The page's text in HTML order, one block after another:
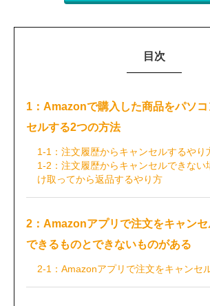
目次
1：Amazonで購入した商品をパソ
セルする2つの方法
1-1：注文履歴からキャンセルするやり
1-2：注文履歴からキャンセルできない
け取ってから返品するやり方
2：Amazonアプリで注文をキャン
できるものとできないものがある
2-1：Amazonアプリで注文をキャンセ